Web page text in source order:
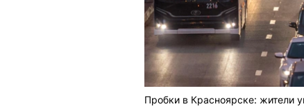
Пробки в Красноярске: жители